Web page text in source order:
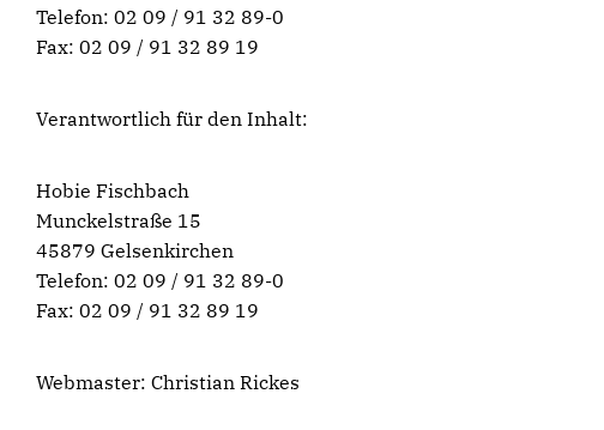
Telefon: 02 09 / 91 32 89-0
Fax: 02 09 / 91 32 89 19
Verantwortlich für den Inhalt:
Hobie Fischbach
Munckelstraße 15
45879 Gelsenkirchen
Telefon: 02 09 / 91 32 89-0
Fax: 02 09 / 91 32 89 19
Webmaster: Christian Rickes